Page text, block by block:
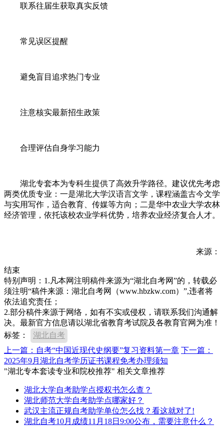
联系往届生获取真实反馈
常见误区提醒
避免盲目追求热门专业
注意核实最新招生政策
合理评估自身学习能力
湖北专套本为专科生提供了高效升学路径。建议优先考虑
两类优质专业：一是湖北大学汉语言文学，课程涵盖古今文学
与实用写作，适合教育、传媒等方向；二是华中农业大学农林
经济管理，依托该校农业学科优势，培养农业经济复合人才。
来源：
结束
特别声明：1.凡本网注明稿件来源为“湖北自考网”的，转载必
须注明“稿件来源：湖北自考网（www.hbzkw.com）”,违者将
依法追究责任；
2.部分稿件来源于网络，如有不实或侵权，请联系我们沟通解
决。最新官方信息请以湖北省教育考试院及各教育官网为准！
标签：
湖北自考
上一篇：自考“中国近现代史纲要”复习资料第一章 下一篇：
2025年9月湖北自考学历证书课程免考办理须知
"湖北专本套读专业和院校推荐" 相关文章推荐
湖北大学自考助学点授权书怎么查？
湖北师范大学自考助学点哪家好？
武汉主流正规自考助学单位怎么找？看这就对了!
湖北自考10月成绩11月18日9:00公布，需要注意什么？